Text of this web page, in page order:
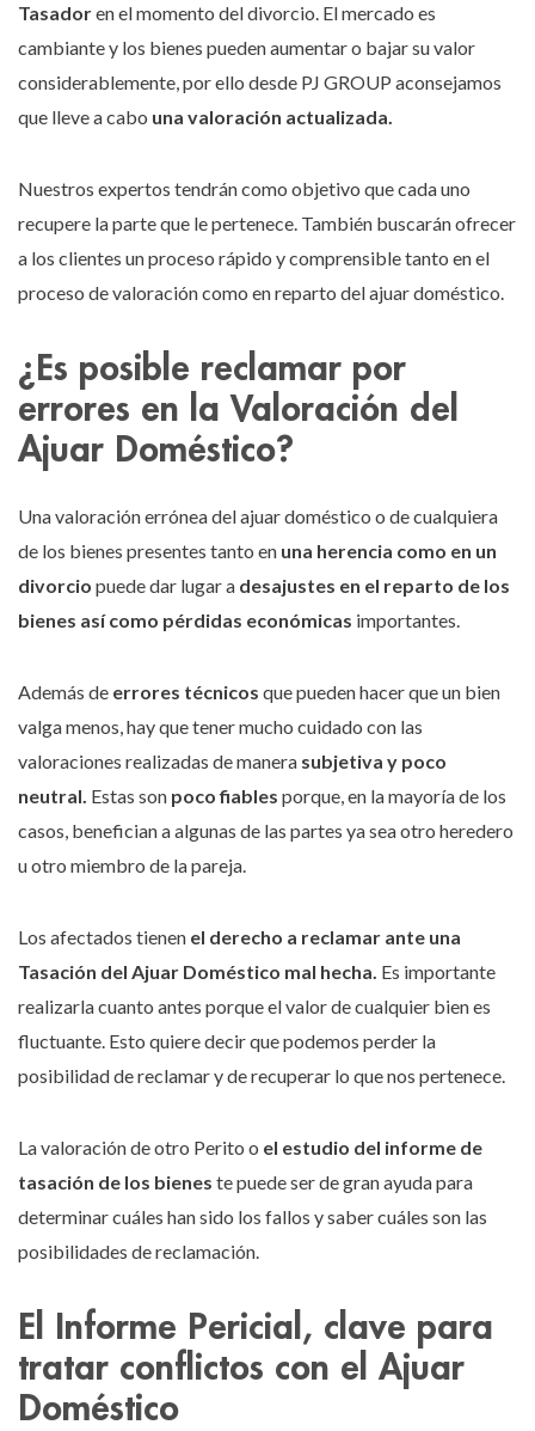
Tasadoren el momento del divorcio. El mercado es
cambiante y los bienes pueden aumentar o bajar su valor
considerablemente, por ello desde PJ GROUP aconsejamos
que lleve a cabo una valoración actualizada.
Nuestros expertos tendrán como objetivo que cada uno
recupere la parte que le pertenece. También buscarán ofrecer
a los clientes un proceso rápido y comprensible tanto en el
proceso de valoración como en reparto del ajuar doméstico.
¿Es posible reclamar por
errores en la Valoración del
Ajuar Doméstico?
Una valoración errónea del ajuar doméstico o de cualquiera
de los bienes presentes tanto en una herencia como en un
divorcio puede dar lugar a desajustes en el reparto de los
bienes así como pérdidas económicas importantes.
Además de errores técnicos que pueden hacer que un bien
valga menos, hay que tener mucho cuidado con las
valoraciones realizadas de manera subjetiva y poco
neutral. Estas son poco fiables porque, en la mayoría de los
casos, benefician a algunas de las partes ya sea otro heredero
u otro miembro de la pareja.
Los afectados tienen el derecho a reclamar ante una
Tasación del Ajuar Doméstico mal hecha. Es importante
realizarla cuanto antes porque el valor de cualquier bien es
fluctuante. Esto quiere decir que podemos perder la
posibilidad de reclamar y de recuperar lo que nos pertenece.
La valoración de otro Perito o el estudio del informe de
tasación de los bienes te puede ser de gran ayuda para
determinar cuáles han sido los fallos y saber cuáles son las
posibilidades de reclamación.
El Informe Pericial, clave para
tratar conflictos con el Ajuar
Doméstico